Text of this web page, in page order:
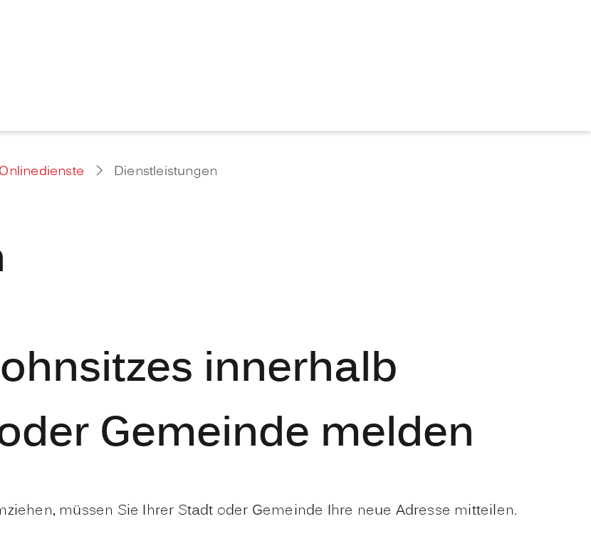
Onlinedienste Dienstleistungen
innerhalb
Gemeinde melden
müssen Sie Ihrer Stadt oder Gemeinde Ihre neue Adresse mitteilen.